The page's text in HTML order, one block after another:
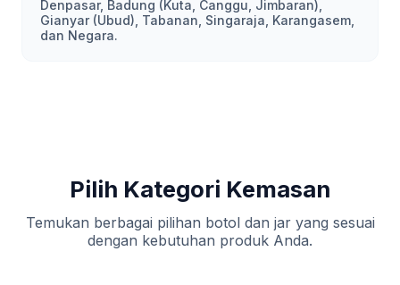
Denpasar, Badung (Kuta, Canggu, Jimbaran),
Gianyar (Ubud), Tabanan, Singaraja, Karangasem,
dan Negara.
Pilih Kategori Kemasan
Temukan berbagai pilihan botol dan jar yang sesuai
dengan kebutuhan produk Anda.